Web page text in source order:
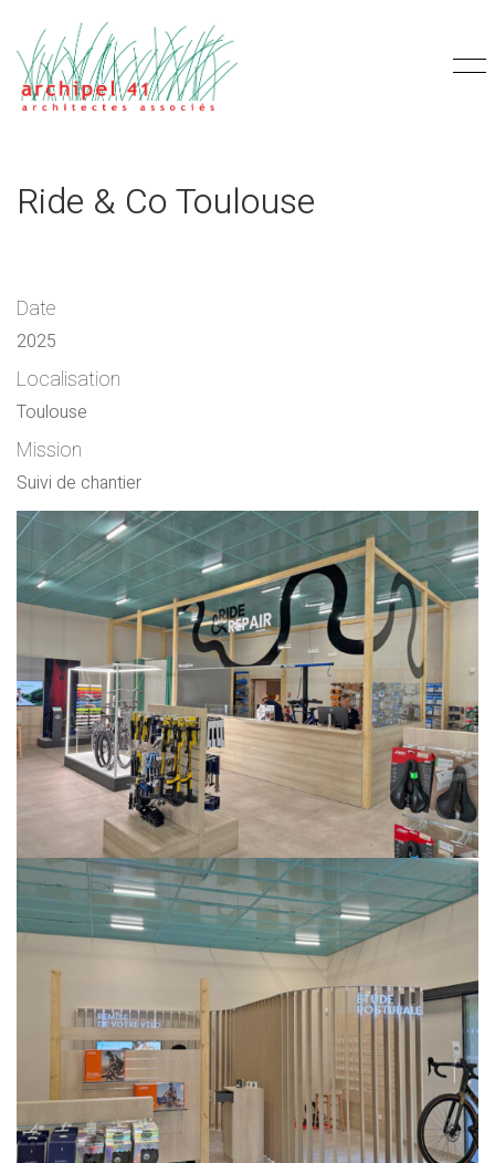
Ride & Co Toulouse
Date
2025
Localisation
Toulouse
Mission
Suivi de chantier